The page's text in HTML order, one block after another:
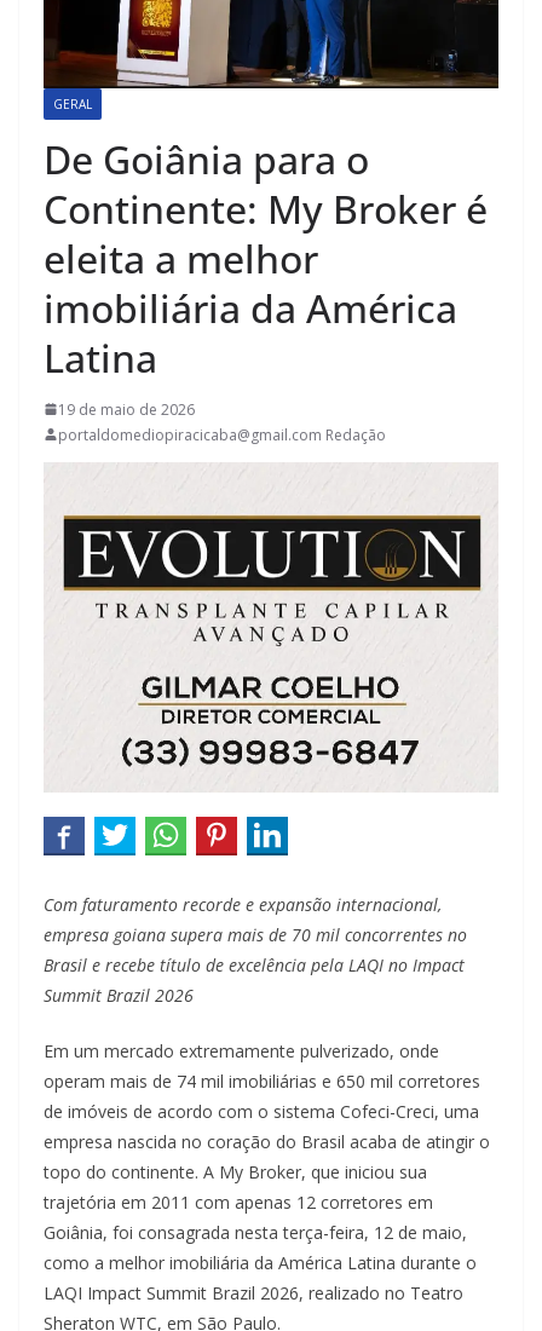
GERAL
De Goiânia para o
Continente: My Broker é
eleita a melhor
imobiliária da América
Latina
19 de maio de 2026
portaldomediopiracicaba@gmail.com Redação
Com faturamento recorde e expansão internacional,
empresa goiana supera mais de 70 mil concorrentes no
Brasil e recebe título de excelência pela LAQI no Impact
Summit Brazil 2026
Em um mercado extremamente pulverizado, onde
operam mais de 74 mil imobiliárias e 650 mil corretores
de imóveis de acordo com o sistema Cofeci-Creci, uma
empresa nascida no coração do Brasil acaba de atingir o
topo do continente. A My Broker, que iniciou sua
trajetória em 2011 com apenas 12 corretores em
Goiânia, foi consagrada nesta terça-feira, 12 de maio,
como a melhor imobiliária da América Latina durante o
LAQI Impact Summit Brazil 2026, realizado no Teatro
Sheraton WTC, em São Paulo.